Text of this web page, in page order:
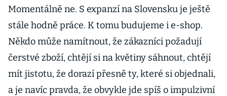
Momentálně ne. S expanzí na Slovensku je ještě
stále hodně práce. K tomu budujeme i e-shop.
Někdo může namítnout, že zákazníci požadují
čerstvé zboží, chtějí si na květiny sáhnout, chtějí
mít jistotu, že dorazí přesně ty, které si objednali,
a je navíc pravda, že obvykle jde spíš o impulzivní